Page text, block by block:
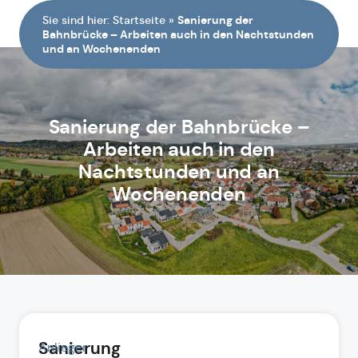
Sie sind hier: Startseite » Sanierung der
Bahnbrücke – Arbeiten auch in den Nachtstunden
und an Wochenenden
Sanierung der Bahnbrücke –
Arbeiten auch in den
Nachtstunden und an
Wochenenden
Sanierung
Anlieger